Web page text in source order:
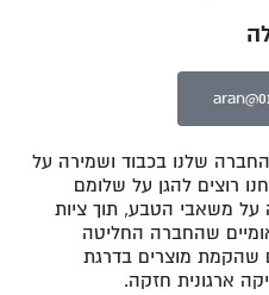
שלנו בכבוד ושמירה על
רוצים להגן על שלומם
על משאבי הטבע, תוך ציות
שהחברה החליטה
שהקמת מוצרים בדרגת
ארגונית חזקה.